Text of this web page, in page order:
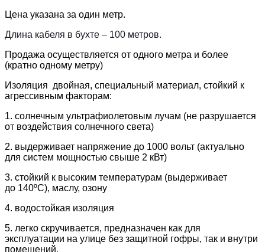
Цена указана за один метр.
Длина кабеля в бухте – 100 метров.
Продажа осуществляется от одного метра и более
(кратно одному метру)
Изоляция двойная, специальный материал, стойкий к
агрессивным факторам:
1. солнечным ультрафиолетовым лучам (не разрушается
от воздействия солнечного света)
2. выдерживает напряжение до 1000 вольт (актуально
для систем мощностью свыше 2 кВт)
3. стойкий к высоким температурам (выдерживает
до 140ºC), маслу, озону
4. водостойкая изоляция
5. легко скручивается, предназначен как для
эксплуатации на улице без защитной гофры, так и внутри
помещений.